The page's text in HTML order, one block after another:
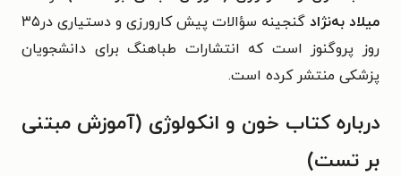
میلاد به‌نژاد
گنجینه سؤالات پیش کارورزی و دستیاری در۳۵
روز پروگنوز است که انتشارات طباهنگ برای دانشجویان
پزشکی منتشر کرده است.
درباره کتاب خون و انکولوژی (آموزش مبتنی
بر تست)